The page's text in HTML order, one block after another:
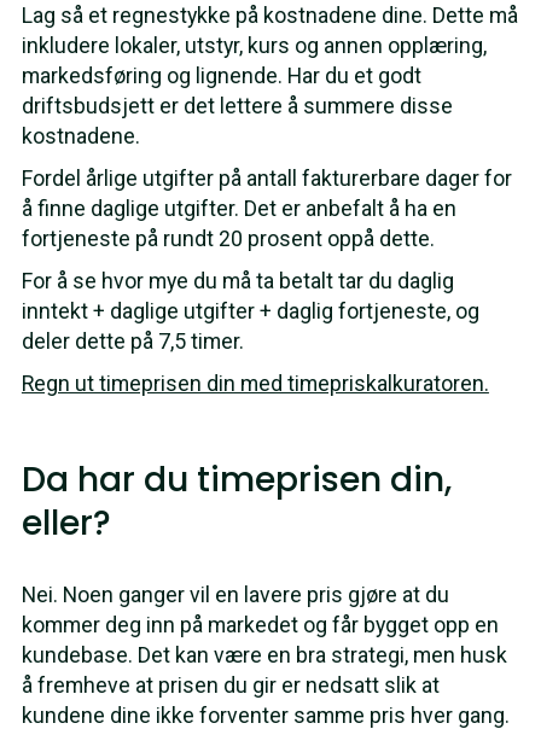
Lag så et regnestykke på kostnadene dine. Dette må
inkludere lokaler, utstyr, kurs og annen opplæring,
markedsføring og lignende. Har du et godt
driftsbudsjett er det lettere å summere disse
kostnadene.
Fordel årlige utgifter på antall fakturerbare dager for
å finne daglige utgifter. Det er anbefalt å ha en
fortjeneste på rundt 20 prosent oppå dette.
For å se hvor mye du må ta betalt tar du daglig
inntekt + daglige utgifter + daglig fortjeneste, og
deler dette på 7,5 timer.
Regn ut timeprisen din med timepriskalkuratoren.
Da har du timeprisen din,
eller?
Nei. Noen ganger vil en lavere pris gjøre at du
kommer deg inn på markedet og får bygget opp en
kundebase. Det kan være en bra strategi, men husk
å fremheve at prisen du gir er nedsatt slik at
kundene dine ikke forventer samme pris hver gang.